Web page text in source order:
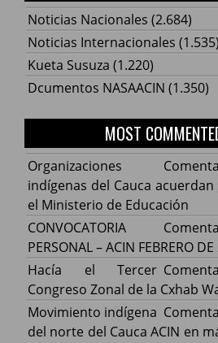
Noticias Nacionales (2.684)
Noticias Internacionales (1.535)
Kueta Susuza (1.220)
Dcumentos NASAACIN (1.350)
MOST
Organizaciones
indígenas del Cauca
el Ministerio de Educación
CONVOCATORIA
PERSONAL – ACIN FEBRERO
Hacía el Tercer
Congreso Zonal de la Cxhab
Movimiento indígena
del norte del Cauca ACIN en